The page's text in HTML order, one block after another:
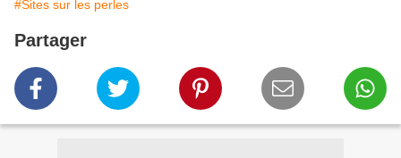
#Sites sur les perles
Partager